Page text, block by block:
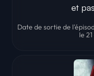
et
Date de sortie de
le